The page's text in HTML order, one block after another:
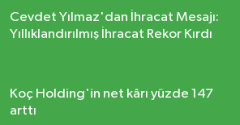
Cevdet Yılmaz'dan İhracat Mesajı:
Yıllıklandırılmış İhracat Rekor Kırdı
Koç Holding'in net kârı yüzde 147
arttı